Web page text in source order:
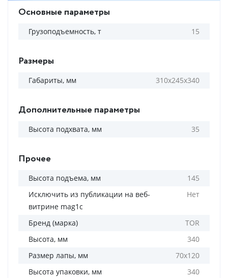
Основные параметры
Грузоподъемность, т 15
Размеры
Габариты, мм 310х245х340
Дополнительные параметры
Высота подхвата, мм 35
Прочее
Высота подъема, мм
145
Исключить из публикации на веб-
витрине mag1c
Нет
Бренд (марка)
TOR
Высота, мм
340
Размер лапы, мм
70х120
Высота упаковки, мм
340